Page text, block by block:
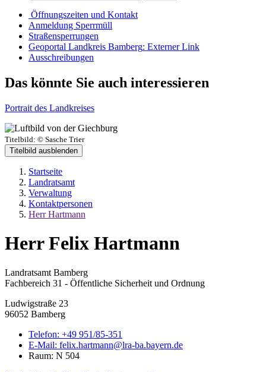
Öffnungszeiten und Kontakt
Anmeldung Sperrmüll
Straßensperrungen
Geoportal Landkreis Bamberg: Externer Link
Ausschreibungen
Das könnte Sie auch interessieren
Portrait des Landkreises
Titelbild: © Sasche Trier
Titelbild ausblenden
Startseite
Landratsamt
Verwaltung
Kontaktpersonen
Herr Hartmann
Herr Felix Hartmann
Landratsamt Bamberg
Fachbereich 31 - Öffentliche Sicherheit und Ordnung
Ludwigstraße 23
96052 Bamberg
Telefon: +49 951/85-351
E-Mail: felix.hartmann@lra-ba.bayern.de
Raum: N 504